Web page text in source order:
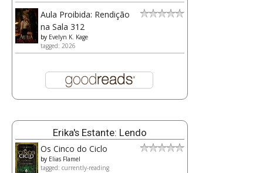
Aula Proibida: Rendição
na Sala 312
by Evelyn K. Kage
tagged: 2026
Erika's Estante: Lendo
Os Cinco do Ciclo
by Elias Flamel
tagged: currently-reading